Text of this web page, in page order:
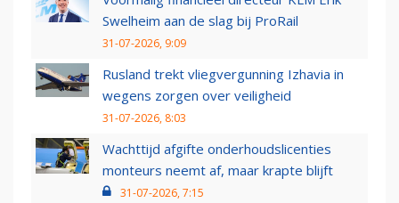
Swelheim aan de slag bij ProRail
31-07-2026, 9:09
Rusland trekt vliegvergunning Izhavia in
wegens zorgen over veiligheid
31-07-2026, 8:03
Wachttijd afgifte onderhoudslicenties
monteurs neemt af, maar krapte blijft
31-07-2026, 7:15